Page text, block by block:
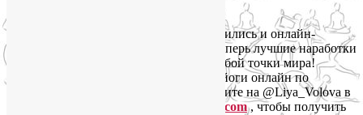
Во время пандемии коронавируса появились и онлайн-
занятия на платформе Zoom. Так что теперь лучшие наработки
йогатерапии в Москве доступны из любой точки мира!
Присоединяйтесь к нашим практикам йоги онлайн по
вторникам и четвергам в 20.00. Напишите на @Liya_Volova в
yogaliya@gmail.com , чтобы получить